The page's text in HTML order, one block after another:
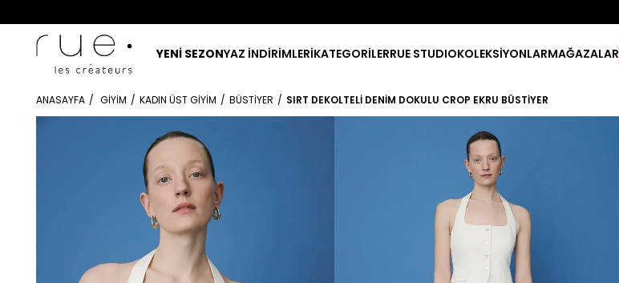
YENİ SEZONYAZ İNDİRİMLERİKATEGORİLERRUE STUDIOKOLEKSİYONLARMAĞAZALAR
ANASAYFA GIYIM KADIN ÜST GIYIM BÜSTIYER SIRT DEKOLTELI DENIM DOKULU CROP EKRU BÜSTIYER